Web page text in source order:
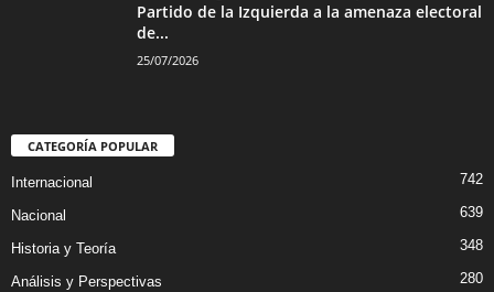
Partido de la Izquierda a la amenaza electoral
de...
25/07/2026
CATEGORÍA POPULAR
Internacional 742
Nacional 639
Historia y Teoría 348
Análisis y Perspectivas 280